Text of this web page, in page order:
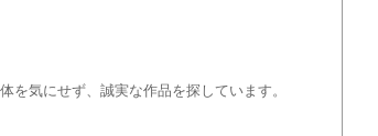
気にせず、誠実な作品を探しています。